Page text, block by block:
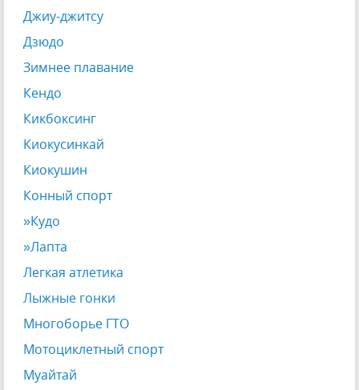
Джиу-джитсу
Дзюдо
Зимнее плавание
Кендо
Кикбоксинг
Киокусинкай
Киокушин
Конный спорт
»Кудо
»Лапта
Легкая атлетика
Лыжные гонки
Многоборье ГТО
Мотоциклетный спорт
Муайтай